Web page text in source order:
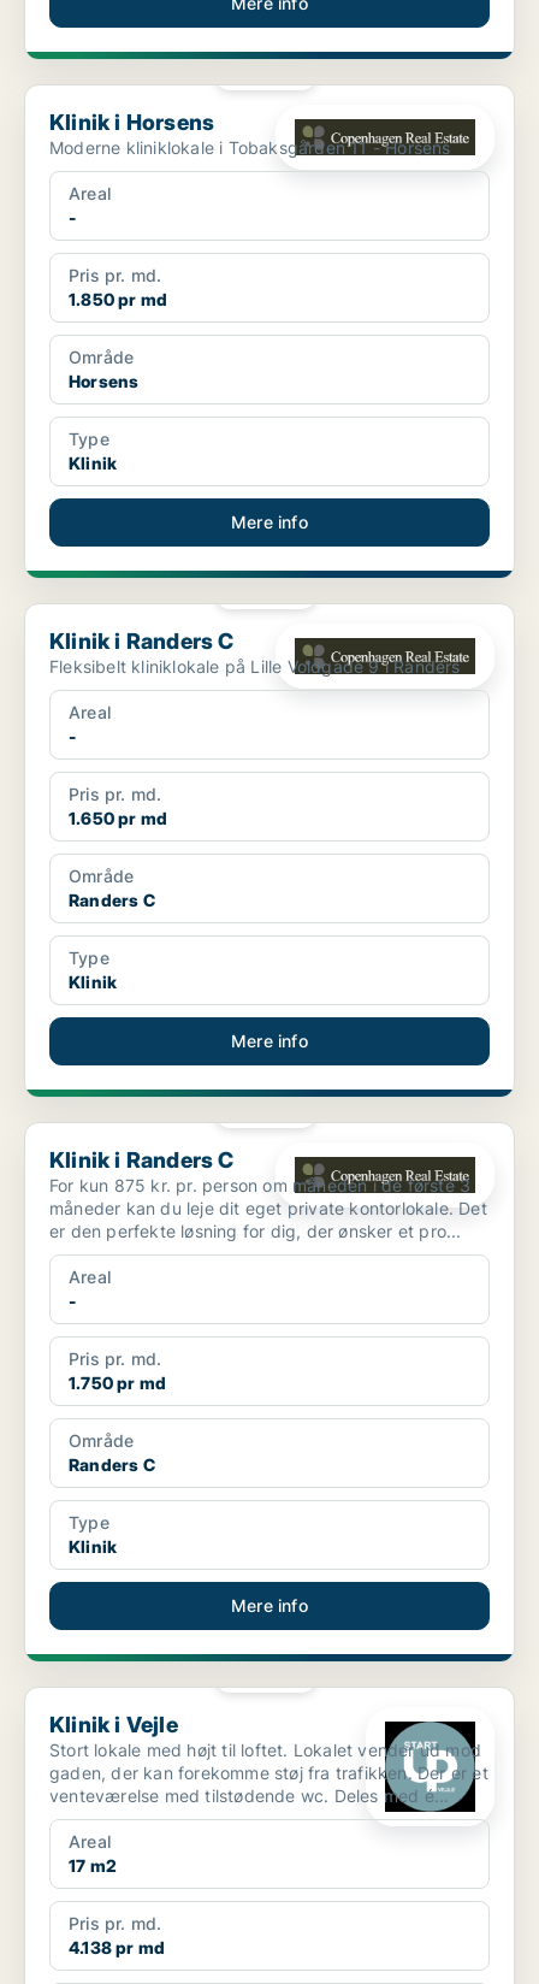
Klinik i Horsens
Klinik i Horsens
Moderne kliniklokale i Tobaksgården 11 - Horsens
Areal
-
Pris pr. md.
1.850 pr md
Område
Horsens
Type
Klinik
Mere info
Klinik i Randers C
Klinik i Randers C
Fleksibelt kliniklokale på Lille Voldgade 9 i Randers
Areal
-
Pris pr. md.
1.650 pr md
Område
Randers C
Type
Klinik
Mere info
Klinik i Randers C
Klinik i Randers C
For kun 875 kr. pr. person om måneden i de første 3
måneder kan du leje dit eget private kontorlokale. Det
er den perfekte løsning for dig, der ønsker et pro...
Areal
-
Pris pr. md.
1.750 pr md
Område
Randers C
Type
Klinik
Mere info
Klinik i Vejle
Klinik i Vejle
Stort lokale med højt til loftet. Lokalet vender ud mod
gaden, der kan forekomme støj fra trafikken. Der er et
venteværelse med tilstødende wc. Deles med é...
Areal
17 m2
Pris pr. md.
4.138 pr md